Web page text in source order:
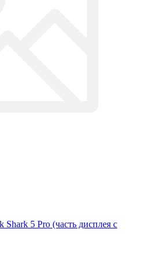
5 Pro (часть дисплея с